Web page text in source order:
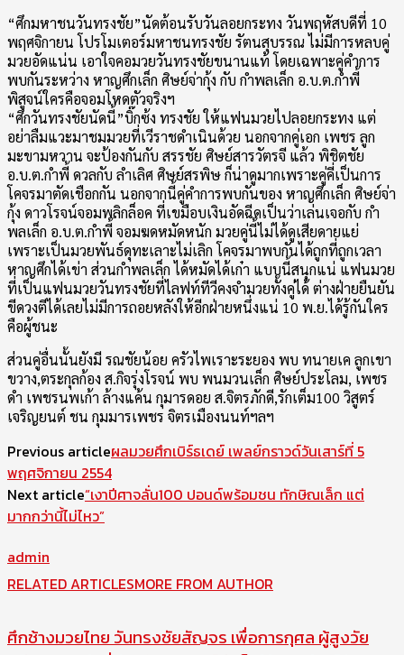
“ศึกมหาชนวันทรงชัย”นัดต้อนรับวันลอยกระทง วันพฤหัสบดีที่ 10
พฤศจิกายน โปรโมเตอร์มหาชนทรงชัย รัตนสุบรรณ ไม่มีการหลบคู่
มวยอัดแน่น เอาใจคอมวยวันทรงชัยขนานแท้ โดยเฉพาะคู่คำการ
พบกันระหว่าง หาญศึกเล็ก ศิษย์จ่ากุ้ง กับ กำพลเล็ก อ.บ.ต.กำพี้
พิสูจน์ใครคือจอมโหดตัวจริงฯ
“ศึกวันทรงชัยนัดนี้”บิ๊กซ้ง ทรงชัย ให้แฟนมวยไปลอยกระทง แต่
อย่าลืมแวะมาชมมวยที่เวีราชดำเนินด้วย นอกจากคู่เอก เพชร ลูก
มะขามหวาน จะป้องกันกับ สรรชัย ศิษย์สารวัตรจี แล้ว พิชิตชัย
อ.บ.ต.กำพี้ ดวลกับ ลำเลิศ ศิษย์สรพิษ ก็น่าดูมากเพราะคู่คี่เป็นการ
โคจรมาตัดเชือกกัน นอกจากนี้คู่คำการพบกันของ หาญศึกเล็ก ศิษย์จ่า
กุ้ง ดาวโรจน์จอมพลิกล็อค ที่เขมือบเงินอัดฉีดเป็นว่าเล่นเจอกับ กำ
พลเล็ก อ.บ.ต.กำพี้ จอมฆดหมัดหนัก มวยคู่นี้ไม่ได้ดูเสียดายแย่
เพราะเป็นมวยพันธ์ดุทะเลาะไม่เลิก โคจรมาพบกันได้ถูกที่ถูกเวลา
หาญศึกได้เข่า ส่วนกำพลเล็ก ได้หมัดได้เก๋า แบบนี้สนุกแน่ แฟนมวย
ที่เป็นแฟนมวยวันทรงชัยที่ไลฟท์ทีวีคงจำมวยทั้งคู่ได้ ต่างฝ่ายยืนยัน
ขีดวงตีได้เลยไม่มีการถอยหลังให้อีกฝ่ายหนึ่งแน่ 10 พ.ย.ได้รู้กันใคร
คือผู้ชนะ
ส่วนคู่อื่นนั้นยังมี รณชัยน้อย ครัวไพเราะระยอง พบ ทนายเค ลูกเขา
ขวาง,ตระกุลก้อง ส.กิจรุ่งโรจน์ พบ พนมวนเล็ก ศิษย์ประโลม, เพชร
ดำ เพชรนพเก้า ล้างแค้น กุมารดอย ส.จิตรภักดี,รักเต็ม100 วิสูตร์
เจริญยนต์ ชน กุมมารเพชร จิตรเมืองนนท์ฯลฯ
Previous articleผลมวยศึกเบิร์ธเดย์ เพลย์กราวด์วันเสาร์ที่ 5
พฤศจิกายน 2554
Next article“เงาปีศาจลั่น100 ปอนด์พร้อมชน ทักษิณเล็ก แต่
มากกว่านี้ไม่ไหว”
admin
RELATED ARTICLESMORE FROM AUTHOR
ศึกช้างมวยไทย วันทรงชัยสัญจร เพื่อการกุศล ผู้สูงวัย